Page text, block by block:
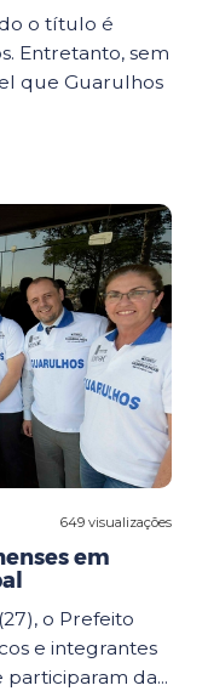
o título é
Entretanto, sem
que Guarulhos
649 visualizações
em
o Prefeito
e integrantes
da...